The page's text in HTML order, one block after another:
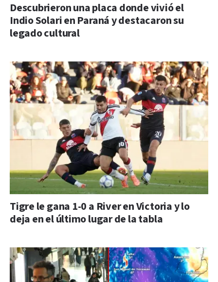
Descubrieron una placa donde vivió el
Indio Solari en Paraná y destacaron su
legado cultural
Tigre le gana 1-0 a River en Victoria y lo
deja en el último lugar de la tabla